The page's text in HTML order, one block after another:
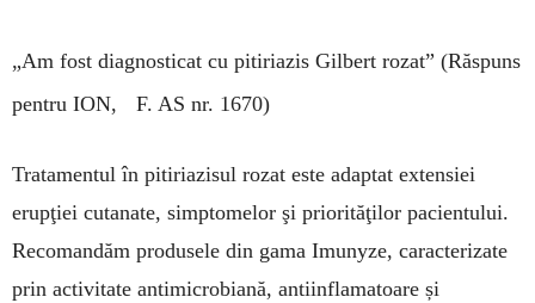
„Am fost diagnosticat cu pitiriazis Gilbert rozat” (Răspuns
pentru ION, F. AS nr. 1670)
Tratamentul în pitiriazisul rozat este adaptat extensiei
erupţiei cutanate, simptomelor şi priorităţilor pacientului.
Recomandăm produsele din gama Imunyze, caracterizate
prin activitate antimicrobiană, antiinflamatoare și